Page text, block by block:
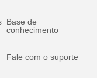
Base de
conhecimento
Fale com o suporte